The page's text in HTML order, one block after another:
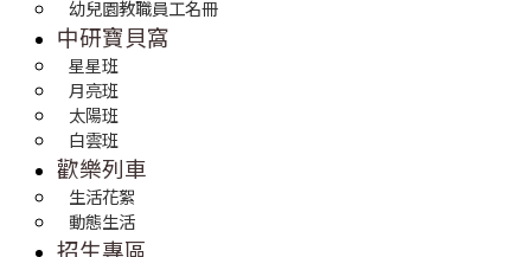
幼兒園教職員工名冊
中研寶貝窩
星星班
月亮班
太陽班
白雲班
歡樂列車
生活花絮
動態生活
招生專區